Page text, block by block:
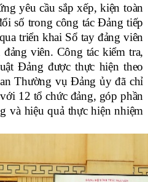
yêu cầu sắp xếp, kiện toàn
số trong công tác Đảng tiếp
triển khai Sổ tay đảng viên
viên. Công tác kiểm tra,
Đảng được thực hiện theo
Thường vụ Đảng ủy đã chỉ
12 tổ chức đảng, góp phần
và hiệu quả thực hiện nhiệm